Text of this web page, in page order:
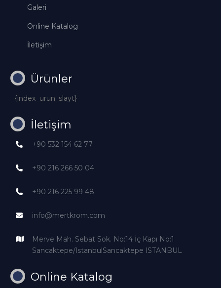
Galeri
Online Katalog
İletişim
Ürünler
{index_urun_slayt}
İletişim
+90 532 154 62 77
+90 216 266 50 04
+90 216 225 99 48
info@mertkrom.com
Merve Mah. Sebat Sok. No:14 İç Kapı No:1
Sancaktepe/İstanbulSancaktepe İSTANBUL
Online Katalog